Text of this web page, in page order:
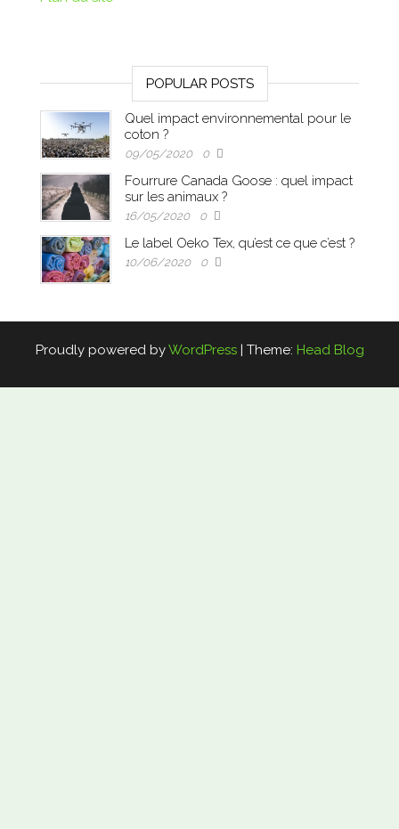
POPULAR POSTS
Quel impact environnemental pour le
coton ?
09/05/2020 0
Fourrure Canada Goose : quel impact
sur les animaux ?
16/05/2020 0
Le label Oeko Tex, qu’est ce que c’est ?
10/06/2020 0
Proudly powered byWordPress | Theme: Head Blog